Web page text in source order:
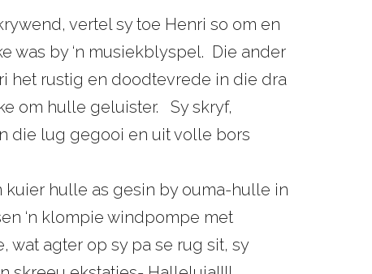
vertel sy toe Henri so om en
was by ‘n musiekblyspel. Die ander
het rustig en doodtevrede in die dra
om hulle geluister. Sy skryf,
die lug gegooi en uit volle bors
kuier hulle as gesin by ouma-hulle in
‘n klompie windpompe met
agter op sy pa se rug sit, sy